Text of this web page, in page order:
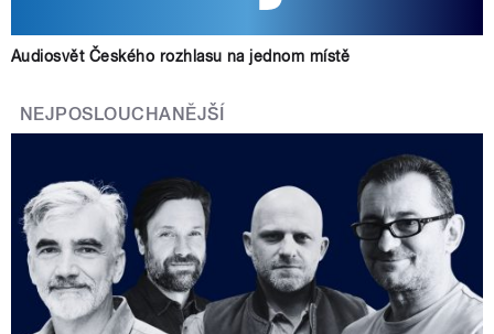
Audiosvět Českého rozhlasu na jednom místě
NEJPOSLOUCHANĚJŠÍ